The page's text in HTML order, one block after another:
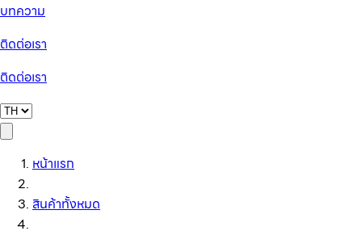
บทความ
ติดต่อเรา
ติดต่อเรา
หน้าแรก
สินค้าทั้งหมด